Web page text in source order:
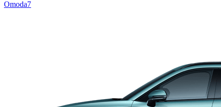
Omoda7